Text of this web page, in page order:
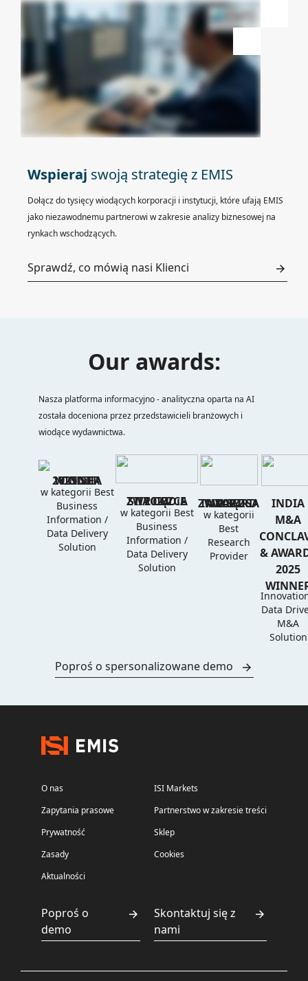
Wspieraj swoją strategię z EMIS
Dołącz do tysięcy wiodących korporacji i instytucji, które ufają EMIS
jako niezawodnemu partnerowi w zakresie analizy biznesowej na
rynkach wschodzących.
Sprawdź, co mówią nasi Klienci
Our awards:
Nasza platforma informacyjno - analityczna oparta na AI
została doceniona przez przedstawicieli branżowych i
wiodące wydawnictwa.
2025 SIIA CODiE WINNER
w kategorii Best
Business
Information /
Data Delivery
Solution
ZWYCIĘZCA SIIA CODiE 2024
w kategorii Best
Business
Information /
Data Delivery
Solution
ZWYCIĘZCA IMD & IRD AWARDS 2024
w kategorii
Best
Research
Provider
INDIA
M&A
&
2025
Data
M&A
Solution
Poproś o spersonalizowane demo
O nas
ISI Markets
Zapytania prasowe
Partnerstwo w zakresie treści
Prywatność
Sklep
Zasady
Cookies
Aktualności
Poproś o
demo
Skontaktuj się z
nami